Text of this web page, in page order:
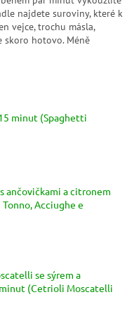
najdete suroviny, které k
vejce, trochu másla,
hotovo. Méně
minut (Spaghetti
ančovičkami a citronem
Acciughe e
se sýrem a
(Cetrioli Moscatelli